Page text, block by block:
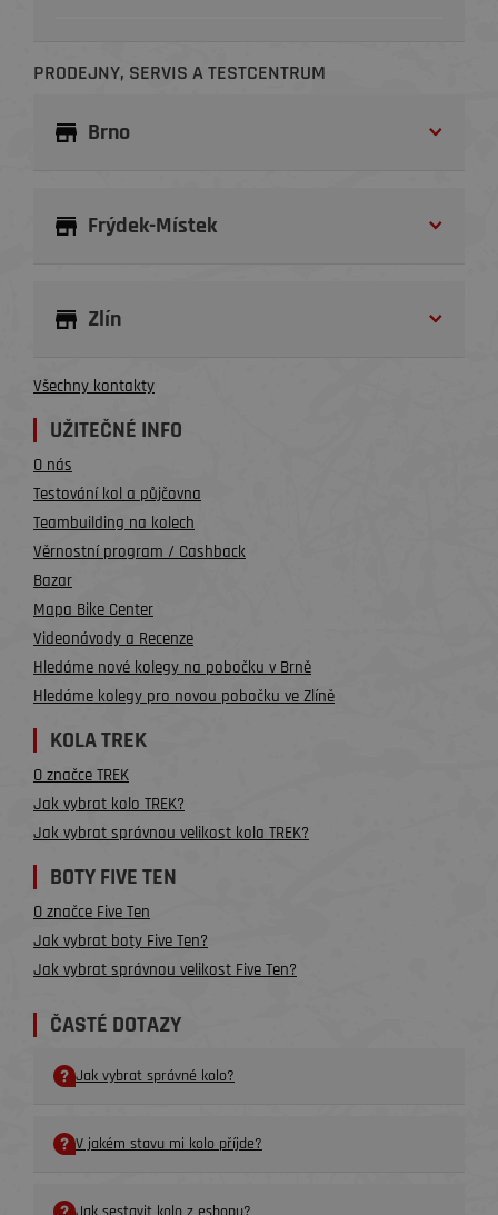
PRODEJNY, SERVIS A TESTCENTRUM
Brno
Frýdek-Místek
Zlín
Všechny kontakty
UŽITEČNÉ INFO
O nás
Testování kol a půjčovna
Teambuilding na kolech
Věrnostní program / Cashback
Bazar
Mapa Bike Center
Videonávody a Recenze
Hledáme nové kolegy na pobočku v Brně
Hledáme kolegy pro novou pobočku ve Zlíně
KOLA TREK
O značce TREK
Jak vybrat kolo TREK?
Jak vybrat správnou velikost kola TREK?
BOTY FIVE TEN
O značce Five Ten
Jak vybrat boty Five Ten?
Jak vybrat správnou velikost Five Ten?
ČASTÉ DOTAZY
Jak vybrat správné kolo?
V jakém stavu mi kolo příjde?